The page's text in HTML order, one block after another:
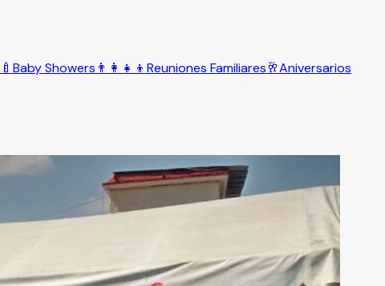
🍼 Baby Showers 👨‍👩‍👧‍👦 Reuniones Familiares🥂Aniversarios